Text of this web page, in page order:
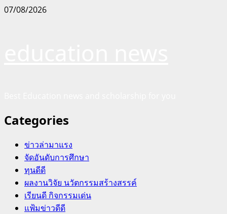
Skip
07/08/2026
Categories
ข่าวล่ามาแรง
จัดอันดับการศึกษา
ทุนดีดี
ผลงานวิจัย นวัตกรรมสร้างสรรค์
เรียนดี กิจกรรมเด่น
แฟ้มข่าวดีดี